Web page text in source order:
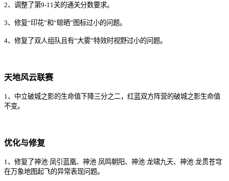
2、 调整了第9-1 1 关的通关分数要求。
3、修复“印花”和“晾晒” 图标过小的问题。
4、 修复了双人组队 且有“大雾”特效时视野过小的问题。
天地风云联赛
1 、 中立破城之影的生命值下降三分之二 ， 红蓝双方阵营的破城之影生命值
不变。
优化与修复
1、修复了神池·凤引 蓝凰、神池·凤鸣朝阳、神池·龙啸九天、神池·龙贯苍穹
在万象地图起飞的异常表现问题。